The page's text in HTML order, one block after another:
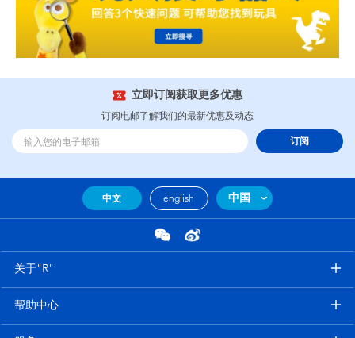
立即订阅获取更多优惠
订阅电邮了解我们的最新优惠及动态
订阅
中文 english 中国
关于"R"
帮助中心